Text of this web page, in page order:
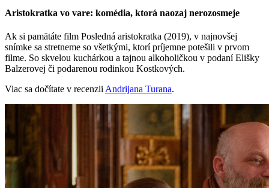
Aristokratka vo vare: komédia, ktorá naozaj nerozosmeje
Ak si pamätáte film Posledná aristokratka (2019), v najnovšej
snímke sa stretneme so všetkými, ktorí príjemne potešili v prvom
filme. So skvelou kuchárkou a tajnou alkoholičkou v podaní Elišky
Balzerovej či podarenou rodinkou Kostkových.
Viac sa dočítate v recenziiAndrijana Turana.